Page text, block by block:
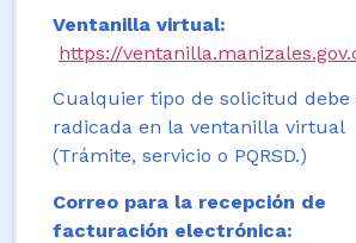
Ventanilla virtual:
https://
Cualquier tipo de solicitud debe
radicada en la ventanilla virtual
(Trámite, servicio o PQRSD.)
Correo para la recepción de
facturación electrónica: